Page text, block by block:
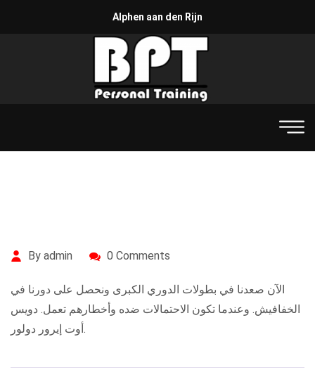
Alphen aan den Rijn
By admin 0 Comments
الآن صعدنا في بطولات الدوري الكبرى ونحصل على دورنا في
الخفافيش. وعندما تكون الاحتمالات ضده وأخطارهم تعمل. دويس
أوت إيرور دولور.